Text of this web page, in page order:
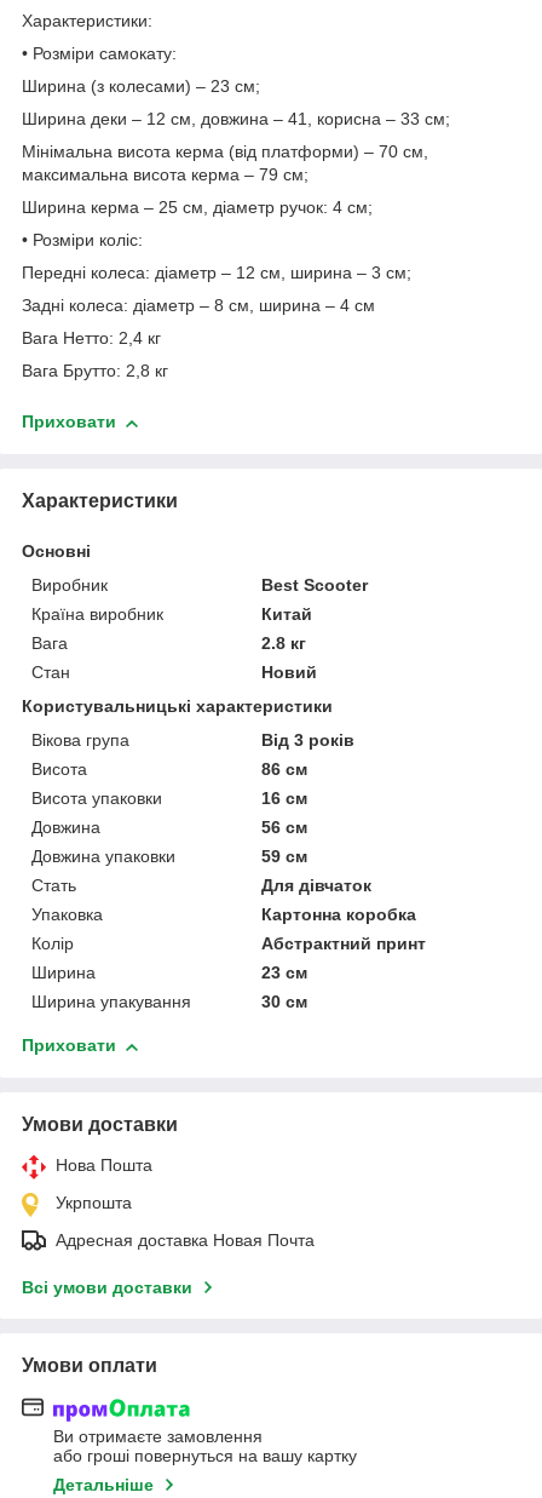
Характеристики:
• Розміри самокату:
Ширина (з колесами) – 23 см;
Ширина деки – 12 см, довжина – 41, корисна – 33 см;
Мінімальна висота керма (від платформи) – 70 см,
максимальна висота керма – 79 см;
Ширина керма – 25 см, діаметр ручок: 4 см;
• Розміри коліс:
Передні колеса: діаметр – 12 см, ширина – 3 см;
Задні колеса: діаметр – 8 см, ширина – 4 см
Вага Нетто: 2,4 кг
Вага Брутто: 2,8 кг
Приховати
Характеристики
Основні
Виробник
Best Scooter
Країна виробник
Китай
Вага
2.8 кг
Стан
Новий
Користувальницькі характеристики
Вікова група
Від 3 років
Висота
86 см
Висота упаковки
16 см
Довжина
56 см
Довжина упаковки
59 см
Стать
Для дівчаток
Упаковка
Картонна коробка
Колір
Абстрактний принт
Ширина
23 см
Ширина упакування
30 см
Приховати
Умови доставки
Нова Пошта
Укрпошта
Адресная доставка Новая Почта
Всі умови доставки
Умови оплати
Ви отримаєте замовлення
або гроші повернуться на вашу картку
Детальніше